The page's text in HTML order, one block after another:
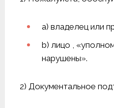
a) владелец или
b) лицо ,
нарушены».
2) Документальное